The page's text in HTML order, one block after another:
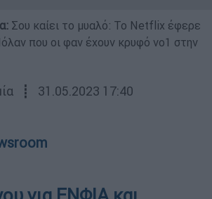
Σου καίει το μυαλό: Το Netflix έφερε
που οι φαν έχουν κρυφό νο1 στην
┋ 31.05.2023 17:40